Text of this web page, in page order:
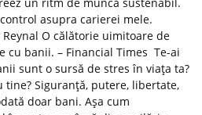
asupra carierei mele.
O călătorie uimitoare de
cu banii. – Financial Times Te-ai
sunt o sursă de stres în viața ta?
Siguranță, putere, libertate,
doar bani. Așa cum